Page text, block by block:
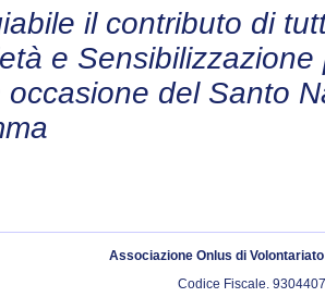
il contributo di
e
occasione del Santo
Associazione Onlus di
Codice Fiscale.